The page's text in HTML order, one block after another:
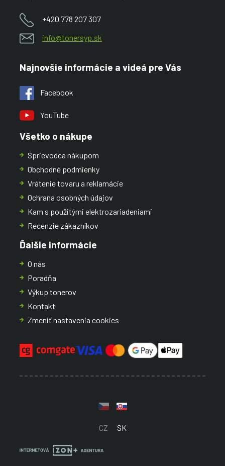
+420 778 207 307
info@tonersyp.sk
Najnovšie informácie a videá pre Vás
Facebook
YouTube
Všetko o nákupe
Sprievodca nákupom
Obchodné podmienky
Vrátenie tovaru a reklamácie
Ochrana osobných údajov
Kam s použitými elektrozariadeniami
Recenzie zákazníkov
Ďalšie informácie
O nás
Poradňa
Výkup tonerov
Kontakt
Zmeniť nastavenia cookies
CZ SK